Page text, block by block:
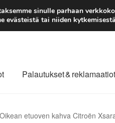
TOIMITUS
Palautukset & reklamaatiot
Oikean etuoven kahva Citroën
sinulle parhaan
evästeistä tai niiden